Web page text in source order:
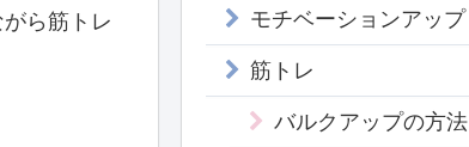
ら筋トレ モチベーションアップ
筋トレ
バルクアップの方法